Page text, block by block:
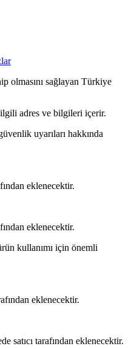
olmasını sağlayan Türkiye
adres ve bilgileri içerir.
uyarıları hakkında
eklenecektir.
eklenecektir.
kullanımı için önemli
eklenecektir.
satıcı tarafından eklenecektir.